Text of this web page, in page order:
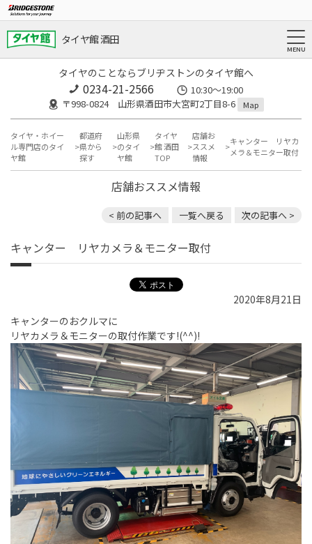
タイヤ館 酒田
タイヤのことならブリヂストンのタイヤ館へ
0234-21-2566
10:30～19:00
〒998-0824 山形県酒田市大宮町2丁目8-6
Map
タイヤ・ホイー
ル専門店のタイ
ヤ館
都道府
県から
探す
山形県
のタイ
ヤ館
タイヤ
館 酒田
TOP
店舗お
ススメ
情報
キャンター リヤカ
メラ＆モニター取付
店舗おススメ情報
< 前の記事へ 一覧へ戻る 次の記事へ >
キャンター リヤカメラ＆モニター取付
2020年8月21日
キャンターのおクルマに
リヤカメラ＆モニターの取付作業です!(^^)!